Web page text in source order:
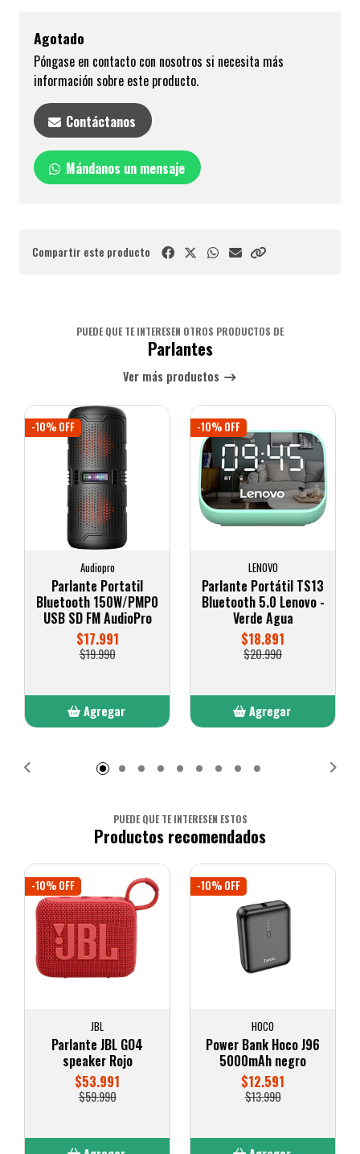
Agotado
Póngase en contacto con nosotros si necesita más
información sobre este producto.
Contáctanos
Mándanos un mensaje
Compartir este producto
PUEDE QUE TE INTERESEN OTROS PRODUCTOS DE
Parlantes
Ver más productos
-10% OFF
Audiopro
Parlante Portatil
Bluetooth 150W/PMP0
USB SD FM AudioPro
$17.991
$19.990
Agregar
-10% OFF
LENOVO
Parlante Portátil TS13
Bluetooth 5.0 Lenovo -
Verde Agua
$18.891
$20.990
Agregar
PUEDE QUE TE INTERESEN ESTOS
Productos recomendados
-10% OFF
JBL
Parlante JBL GO4
speaker Rojo
$53.991
$59.990
-10% OFF
HOCO
Power Bank Hoco J96
5000mAh negro
$12.591
$13.990